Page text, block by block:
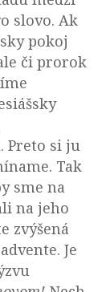
slovo. Ak
pokoj
či prorok
Preto si ju
Tak
sme na
na jeho
zvýšená
Je